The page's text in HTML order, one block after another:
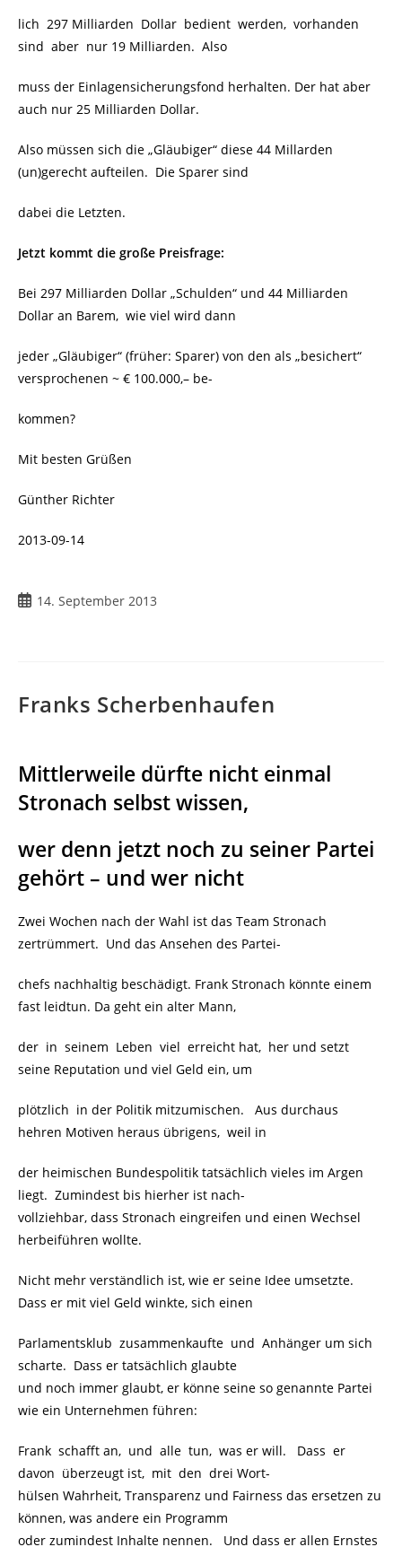
lich 297 Milliarden Dollar bedient werden, vorhanden
sind aber nur 19 Milliarden. Also
muss der Einlagensicherungsfond herhalten. Der hat aber
auch nur 25 Milliarden Dollar.
Also müssen sich die „Gläubiger“ diese 44 Millarden
(un)gerecht aufteilen. Die Sparer sind
dabei die Letzten.
Jetzt kommt die große Preisfrage:
Bei 297 Milliarden Dollar „Schulden“ und 44 Milliarden
Dollar an Barem, wie viel wird dann
jeder „Gläubiger“ (früher: Sparer) von den als „besichert“
versprochenen ~ € 100.000,– be-
kommen?
Mit besten Grüßen
Günther Richter
2013-09-14
14. September 2013
Franks Scherbenhaufen
Mittlerweile dürfte nicht einmal
Stronach selbst wissen,
wer denn jetzt noch zu seiner Partei
gehört – und wer nicht
Zwei Wochen nach der Wahl ist das Team Stronach
zertrümmert. Und das Ansehen des Partei-
chefs nachhaltig beschädigt. Frank Stronach könnte einem
fast leidtun. Da geht ein alter Mann,
der in seinem Leben viel erreicht hat, her und setzt
seine Reputation und viel Geld ein, um
plötzlich in der Politik mitzumischen. Aus durchaus
hehren Motiven heraus übrigens, weil in
der heimischen Bundespolitik tatsächlich vieles im Argen
liegt. Zumindest bis hierher ist nach-
vollziehbar, dass Stronach eingreifen und einen Wechsel
herbeiführen wollte.
Nicht mehr verständlich ist, wie er seine Idee umsetzte.
Dass er mit viel Geld winkte, sich einen
Parlamentsklub zusammenkaufte und Anhänger um sich
scharte. Dass er tatsächlich glaubte
und noch immer glaubt, er könne seine so genannte Partei
wie ein Unternehmen führen:
Frank schafft an, und alle tun, was er will. Dass er
davon überzeugt ist, mit den drei Wort-
hülsen Wahrheit, Transparenz und Fairness das ersetzen zu
können, was andere ein Programm
oder zumindest Inhalte nennen. Und dass er allen Ernstes